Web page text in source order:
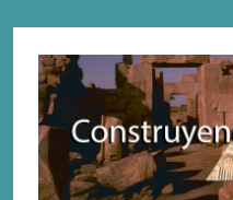
Section outline